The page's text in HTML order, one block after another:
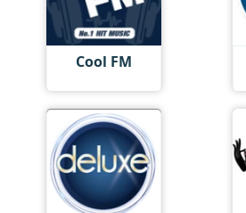
Cool FM